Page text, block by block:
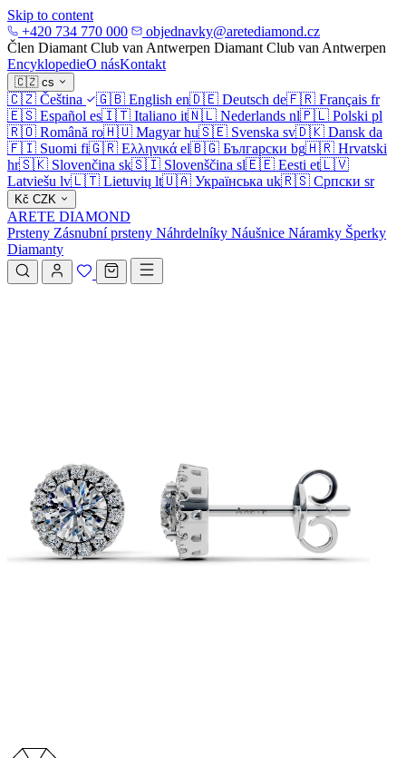
Skip to content
+420 734 770 000
objednavky@aretediamond.cz
Člen Diamant Club van Antwerpen Diamant Club van Antwerpen
EncyklopedieO násKontakt
🇨🇿 cs
🇨🇿 Čeština 🇬🇧 English en🇩🇪 Deutsch de🇫🇷 Français fr
🇪🇸 Español es🇮🇹 Italiano it🇳🇱 Nederlands nl🇵🇱 Polski pl
🇷🇴 Română ro🇭🇺 Magyar hu🇸🇪 Svenska sv🇩🇰 Dansk da
🇫🇮 Suomi fi🇬🇷 Ελληνικά el🇧🇬 Български bg🇭🇷 Hrvatski
hr🇸🇰 Slovenčina sk🇸🇮 Slovenščina sl🇪🇪 Eesti et🇱🇻
Latviešu lv🇱🇹 Lietuvių lt🇺🇦 Українська uk🇷🇸 Српски sr
Kč CZK
ARETE DIAMOND
Prsteny Zásnubní prsteny Náhrdelníky Náušnice Náramky Šperky
Diamanty